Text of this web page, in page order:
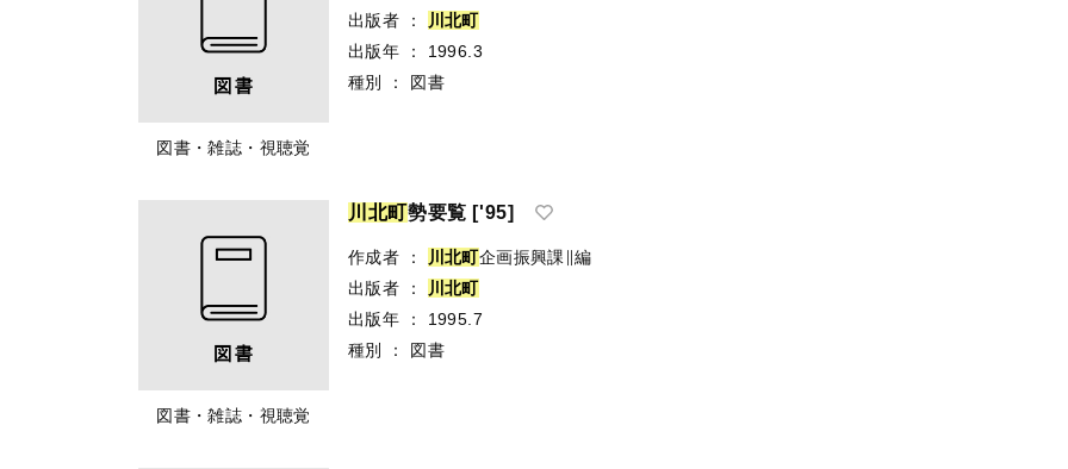
図書・雑誌・視聴覚
出版者
： 川 北町
出版年
：
1996.3
種別
： 図書
図書・雑誌・視聴覚
川 北町勢要覧 ['95]
作成者 ： 川 北町企画振興課∥編
出版者
： 川 北町
出版年
：
1995.7
種別
： 図書